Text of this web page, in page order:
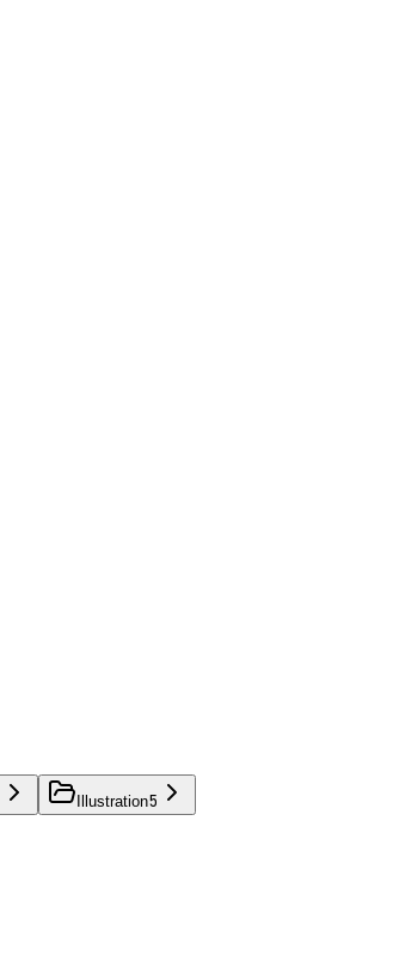
Illustration5